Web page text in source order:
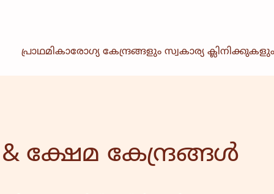
പ്രാഥമികാരോഗ്യ കേന്ദ്രങ്ങളും സ്വകാര്യ ക്ലിനിക്കുകളും
ക്ഷേമ കേന്ദ്രങ്ങൾ